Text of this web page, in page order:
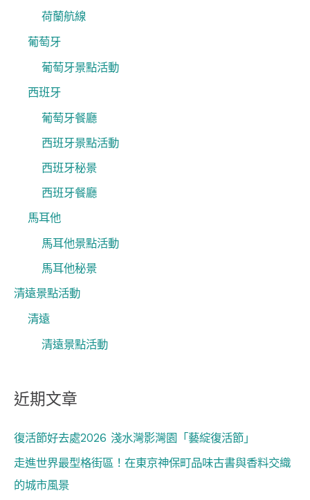
荷蘭航線
葡萄牙
葡萄牙景點活動
西班牙
葡萄牙餐廳
西班牙景點活動
西班牙秘景
西班牙餐廳
馬耳他
馬耳他景點活動
馬耳他秘景
清遠景點活動
清遠
清遠景點活動
近期文章
復活節好去處2026 淺水灣影灣園「藝綻復活節」
走進世界最型格街區！在東京神保町品味古書與香料交織
的城市風景